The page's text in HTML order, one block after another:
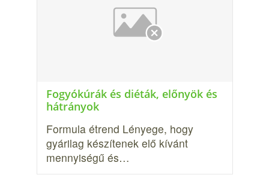
Fogyókúrák és diéták, előnyök és
hátrányok
Formula étrend Lényege, hogy
gyárilag készítenek elő kívánt
mennyiségű és…